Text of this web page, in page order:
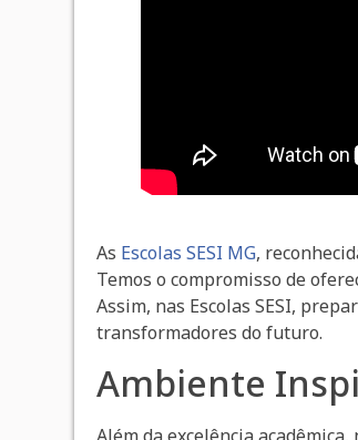
As Escolas SESI MG,
Temos o compromisso de
Assim, nas Escolas SESI,
transformadores do futuro.
Ambiente
Além da excelência